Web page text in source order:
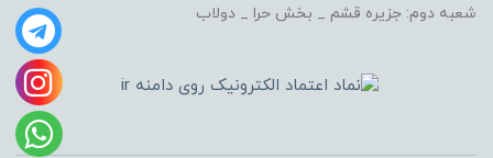
شعبه دوم: جزیره قشم _ بخش حرا _ دولاب